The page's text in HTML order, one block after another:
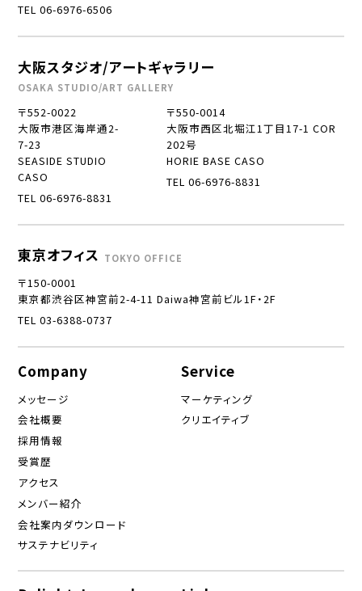
TEL 06-6976-6506
大阪スタジオ/アートギャラリー
OSAKA STUDIO/ART GALLERY
〒552-0022
大阪市港区海岸通2-
7-23
SEASIDE STUDIO
CASO
TEL 06-6976-8831
〒550-0014
大阪市西区北堀江1丁目17-1 COR
202号
HORIE BASE CASO
TEL 06-6976-8831
東京オフィス TOKYO OFFICE
〒150-0001
東京都渋谷区神宮前2-4-11 Daiwa神宮前ビル1F・2F
TEL 03-6388-0737
Company
メッセージ
会社概要
採用情報
受賞歴
アクセス
メンバー紹介
会社案内ダウンロード
サステナビリティ
Service
マーケティング
クリエイティブ